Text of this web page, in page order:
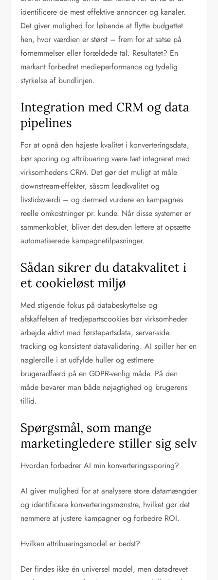
identificere de mest effektive annoncer og kanaler.
Det giver mulighed for løbende at flytte budgettet
hen, hvor værdien er størst – frem for at satse på
fornemmelser eller forældede tal. Resultatet? En
markant forbedret medieperformance og tydelig
styrkelse af bundlinjen.
Integration med CRM og data
pipelines
For at opnå den højeste kvalitet i konverteringsdata,
bør sporing og attribuering være tæt integreret med
virksomhedens CRM. Det gør det muligt at måle
downstream-effekter, såsom leadkvalitet og
livstidsværdi – og dermed vurdere en kampagnes
reelle omkostninger pr. kunde. Når disse systemer er
sammenkoblet, bliver det desuden lettere at opsætte
automatiserede kampagnetilpasninger.
Sådan sikrer du datakvalitet i
et cookieløst miljø
Med stigende fokus på databeskyttelse og
afskaffelsen af tredjepartscookies bør virksomheder
arbejde aktivt med førstepartsdata, server-side
tracking og konsistent datavalidering. AI spiller her en
nøglerolle i at udfylde huller og estimere
brugeradfærd på en GDPR-venlig måde. På den
måde bevarer man både nøjagtighed og brugerens
tillid.
Spørgsmål, som mange
marketingledere stiller sig selv
Hvordan forbedrer AI min konverteringssporing?
AI giver mulighed for at analysere store datamængder
og identificere konverteringsmønstre, hvilket gør det
nemmere at justere kampagner og forbedre ROI.
Hvilken attribueringsmodel er bedst?
Der findes ikke én universel model, men datadrevet